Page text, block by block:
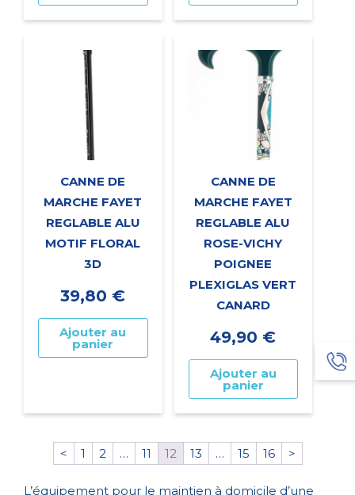
CANNE DE
MARCHE FAYET
REGLABLE ALU
MOTIF FLORAL
3D
39,80 €
Ajouter au
panier
CANNE DE
MARCHE FAYET
REGLABLE ALU
ROSE-VICHY
POIGNEE
PLEXIGLAS VERT
CANARD
49,90 €
Ajouter au
panier
< 1 2 … 11 12 13 … 15 16 >
L’équipement pour le maintien à domicile d’une